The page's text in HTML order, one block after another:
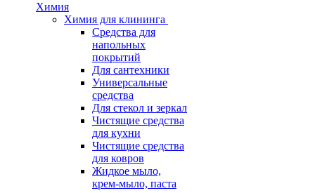
Химия
Химия для клининга
Средства для
напольных
покрытий
Для сантехники
Универсальные
средства
Для стекол и зеркал
Чистящие средства
для кухни
Чистящие средства
для ковров
Жидкое мыло,
крем-мыло, паста